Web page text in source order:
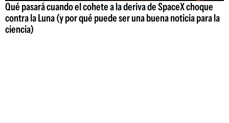
Qué pasará cuando el cohete a la deriva de SpaceX choque
contra la Luna (y por qué puede ser una buena noticia para la
ciencia)